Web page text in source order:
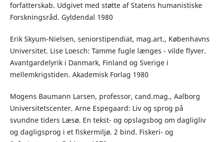
forfatterskab. Udgivet med støtte af Statens humanistiske
Forskningsråd. Gyldendal 1980
Erik Skyum-Nielsen, seniorstipendiat, mag.art., Københavns
Universitet. Lise Loesch: Tamme fugle længes - vilde flyver.
Avantgardelyrik i Danmark, Finland og Sverige i
mellemkrigstiden. Akademisk Forlag 1980
Mogens Baumann Larsen, professor, cand.mag., Aalborg
Universitetscenter. Arne Espegaard: Liv og sprog på
svundne tiders Læsø. En tekst- og opslagsbog om dagligliv
og dagligsprog i et fiskermiljø. 2 bind. Fiskeri- og